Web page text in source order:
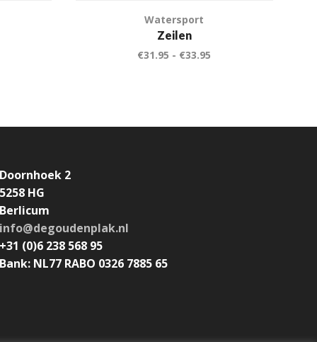
Watersport
Zeilen
€31.95 - €33.95
Doornhoek 2
5258 HG
Berlicum
info@degoudenplak.nl
+31 (0)6 238 568 95
Bank: NL77 RABO 0326 7885 65